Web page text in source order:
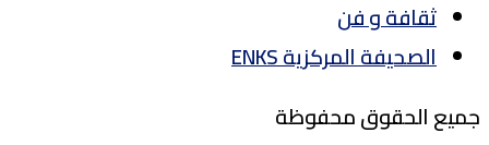
ثقافة و فن
الصحيفة المركزية ENKS
جميع الحقوق محفوظة